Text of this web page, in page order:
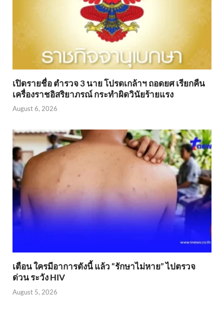
เปิดรายชื่อ ตำรวจ 3 นาย โปรดเกล้าฯ ถอดยศ เรียกคืน
เครื่องราชอิสริยาภรณ์ กระทำผิดวินัยร้ายแรง
August 6, 2026
เตือน ใครมีอาการดังนี้ แล้ว “รักษาไม่หาย” ไปตรวจ
ด่วน ระวัง HIV
August 5, 2026